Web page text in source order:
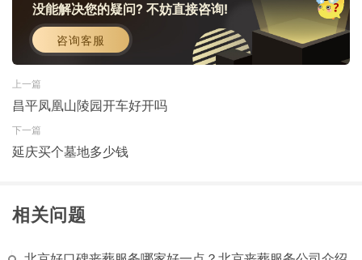
没能解决您的疑问? 不妨直接咨询!
咨询客服
上一篇
昌平凤凰山陵园开车好开吗
下一篇
延庆买个墓地多少钱
相关问题